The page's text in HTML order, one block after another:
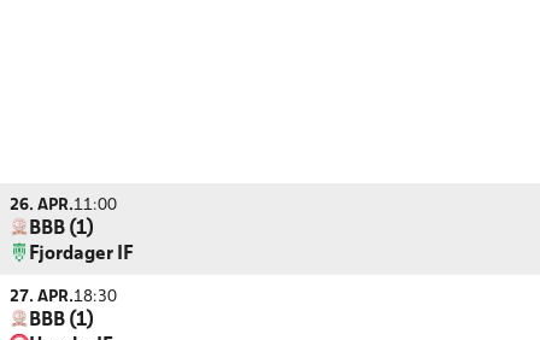
26. APR.11:00
BBB (1)
Fjordager IF
27. APR.18:30
BBB (1)